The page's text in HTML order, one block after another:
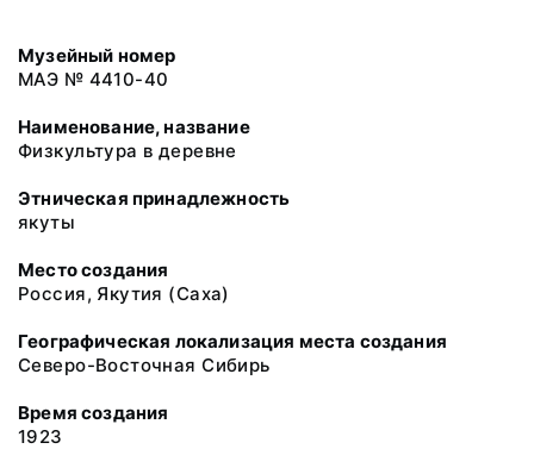
Музейный номер
МАЭ № 4410-40
Наименование, название
Физкультура в деревне
Этническая принадлежность
якуты
Место создания
Россия, Якутия (Саха)
Географическая локализация места создания
Северо-Восточная Сибирь
Время создания
1923